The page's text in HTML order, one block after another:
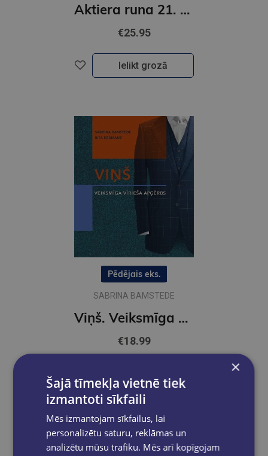
Aktiera runa 21. gadsimta latviešu teātrī
€25.95
Ielikt grozā
Pēdējais eks.
SABRINA BAMSTEDE
Viņš. Veiksmīga vīrieša apģērbs
€18.99
×
Šajā tīmekļa vietnē tiek
izmantoti sīkfaili
Mēs izmantojam sīkfailus, lai
personalizētu saturu, reklāmas un
analizētu mūsu trafiku. Mēs arī kopīgojam